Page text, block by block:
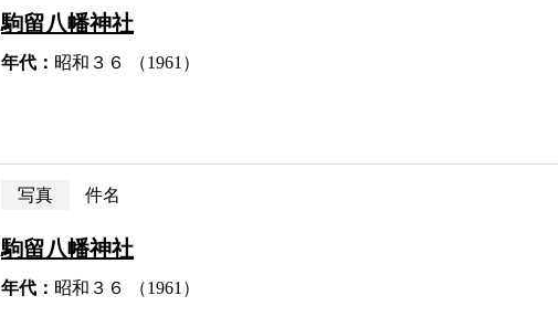
駒留八幡神社
年代： 昭和３６ （1961）
写真 件名
駒留八幡神社
年代： 昭和３６ （1961）